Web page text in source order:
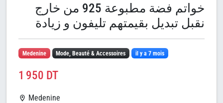
خواتم فضة مطبوعة 925 من خارج
نقبل تبديل بقيمتهم تليفون و زيادة
Medenine Mode, Beauté & Accessoires il y a 7 mois
1 950 DT
Medenine